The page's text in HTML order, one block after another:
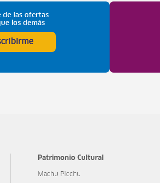
de las ofertas
los demás
Patrimonio Cultural
Machu Picchu